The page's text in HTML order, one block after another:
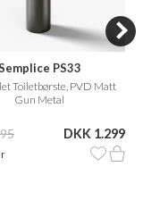
PS33
Toiletbørste, PVD Matt
Gun Metal
DKK 1.299